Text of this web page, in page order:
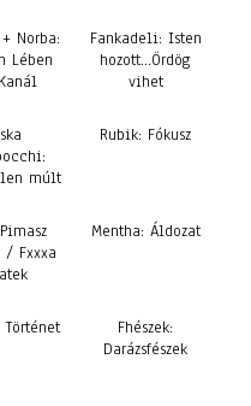
Norba:
Lében
Fankadeli: Isten
hozott…Ördög
vihet
múlt
Rubik: Fókusz
/ Fxxxa
Mentha: Áldozat
Fhészek:
Darázsfészek